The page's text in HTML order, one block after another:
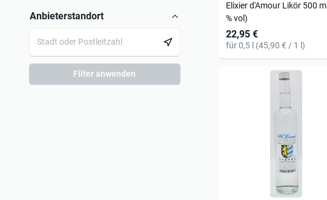
Anbieterstandort
Filter anwenden
Elixier d'Amour Likör 500
% vol)
22,95 €
für 0,5 l (45,90 € / 1 l)